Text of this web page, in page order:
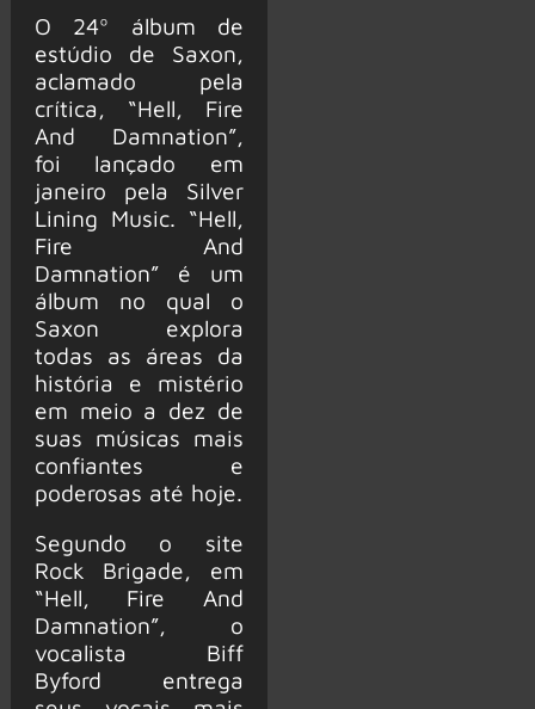
O 24º álbum de
estúdio de Saxon,
aclamado pela
crítica, “Hell, Fire
And Damnation”,
foi lançado em
janeiro pela Silver
Lining Music. “Hell,
Fire And
Damnation” é um
álbum no qual o
Saxon explora
todas as áreas da
história e mistério
em meio a dez de
suas músicas mais
confiantes e
poderosas até hoje.
Segundo o site
Rock Brigade, em
“Hell, Fire And
Damnation”, o
vocalista Biff
Byford entrega